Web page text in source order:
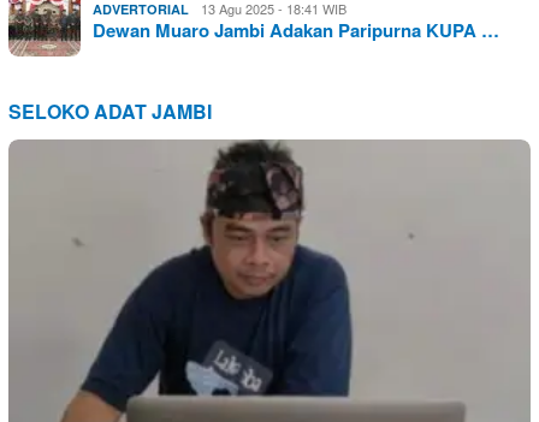
ADVERTORIAL 13 Agu 2025 - 18:41 WIB
Dewan Muaro Jambi Adakan Paripurna KUPA …
SELOKO ADAT JAMBI